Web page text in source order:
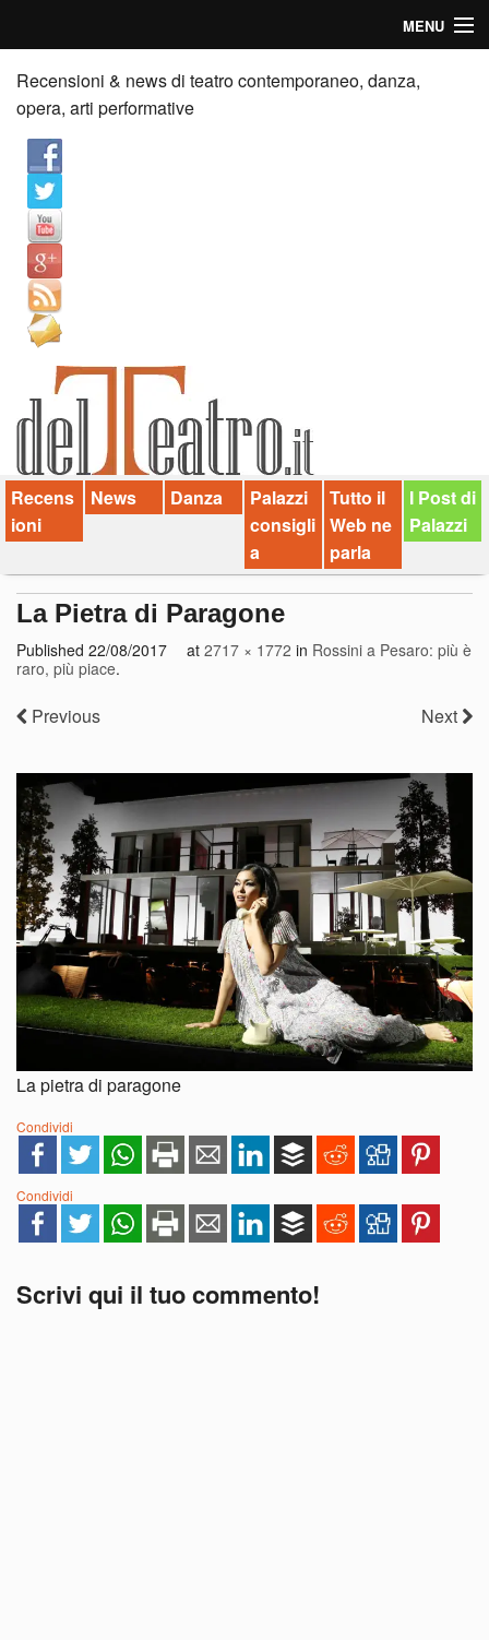
MENU
Home
Recensioni
Anticipazioni
News
Palazzi consiglia
Video
Chi siamo
Contatti
dT in English
Recensioni & news di teatro contemporaneo, danza,
opera, arti performative
Recens
ioni
News Danza
Palazzi
consigli
a
Tutto il
Web ne
parla
I Post di
Palazzi
La Pietra di Paragone
Published 22/08/2017 at 2717 × 1772 in Rossini a Pesaro: più è
raro, più piace.
Previous Next
La pietra di paragone
Condividi
Condividi
Scrivi qui il tuo commento!